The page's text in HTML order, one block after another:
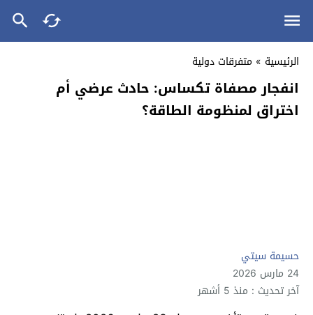
الرئيسية » متفرقات دولية
انفجار مصفاة تكساس: حادث عرضي أم
اختراق لمنظومة الطاقة؟
حسيمة سيتي
24 مارس 2026
آخر تحديث : منذ 5 أشهر